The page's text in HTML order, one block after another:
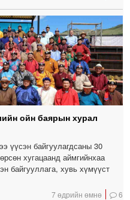
ойн баярын хурал
үүсэн байгуулагдсаны 30
хугацаанд аймгийнхаа
байгууллага, хувь хүмүүст
7 өдрийн өмнө 6